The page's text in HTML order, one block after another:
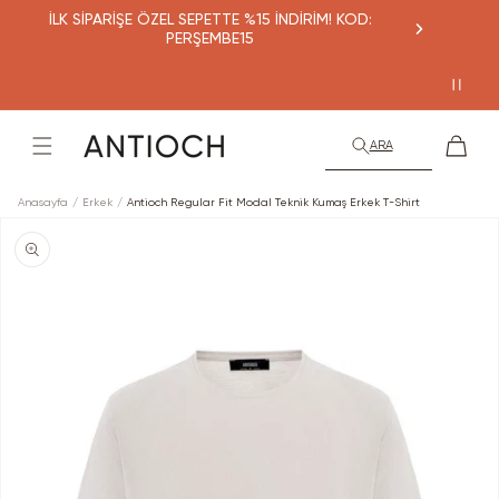
İçeriğe
İLK SİPARİŞE ÖZEL SEPETTE %15 İNDİRİM! KOD:
PERŞEMBE15
ARA Sepet
Anasayfa Erkek Antioch Regular Fit Modal Teknik Kumaş Erkek T-Shirt
bilgisine
atla